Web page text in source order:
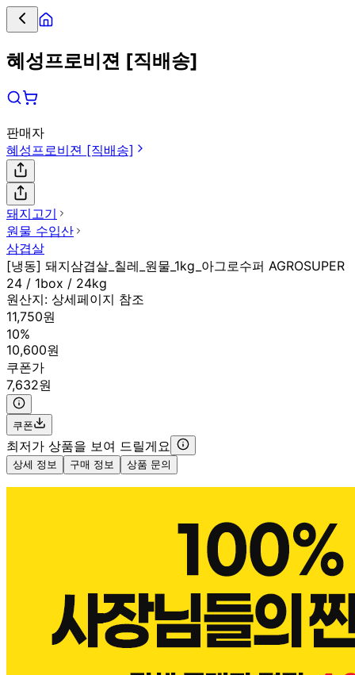
혜성프로비젼 [직배송]
판매자
혜성프로비젼 [직배송]
돼지고기
원물 수입산
삼겹살
[냉동] 돼지삼겹살_칠레_원물_1kg_아그로수퍼 AGROSUPER
24 / 1box / 24kg
원산지: 상세페이지 참조
11,750원
10%
10,600원
쿠폰가
7,632원
쿠폰
최저가 상품을 보여 드릴게요
상세 정보 구매 정보 상품 문의